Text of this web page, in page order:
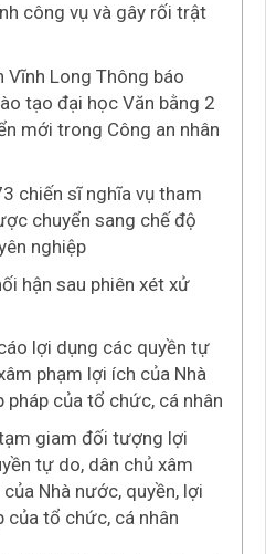
công vụ và gây rối trật
Vĩnh Long Thông báo
tạo đại học Văn bằng 2
mới trong Công an nhân
chiến sĩ nghĩa vụ tham
chuyển sang chế độ
nghiệp
hận sau phiên xét xử
lợi dụng các quyền tự
phạm lợi ích của Nhà
pháp của tổ chức, cá nhân
giam đối tượng lợi
tự do, dân chủ xâm
Nhà nước, quyền, lợi
của tổ chức, cá nhân